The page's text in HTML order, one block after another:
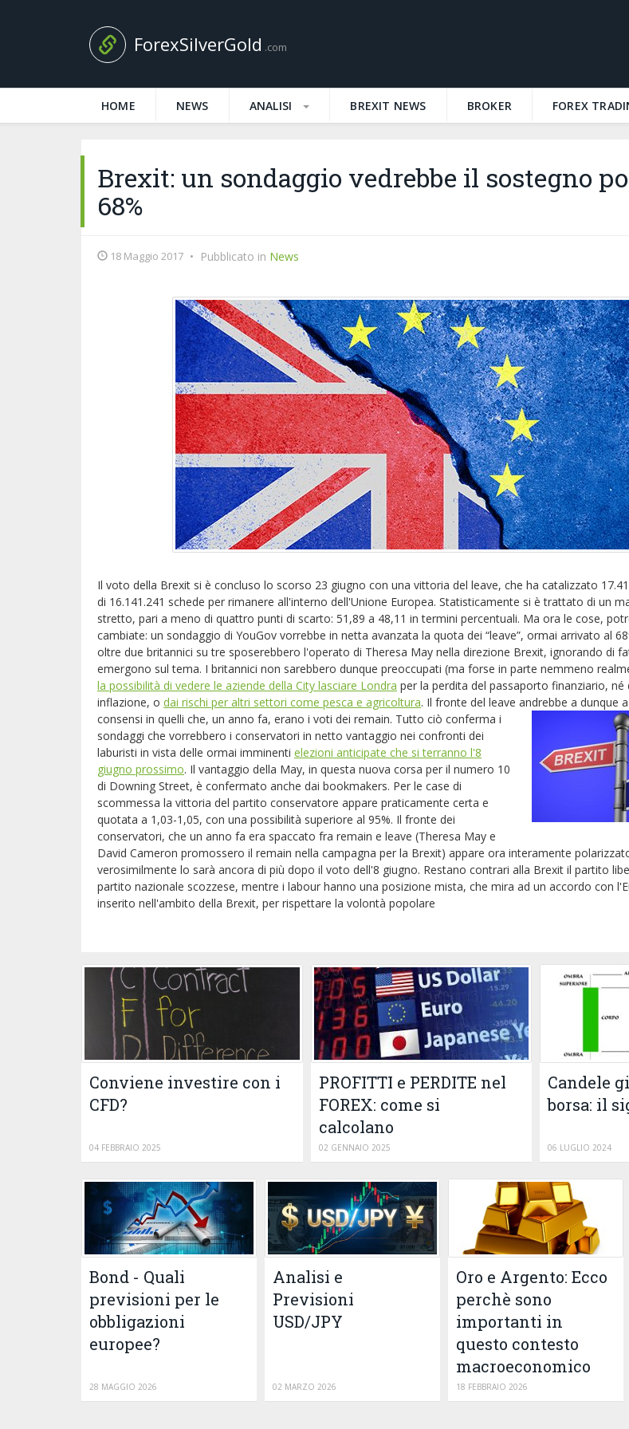
ForexSilverGold .com
HOME NEWS ANALISI BREXIT NEWS BROKER FOREX
Brexit: un sondaggio vedrebbe il sostegno
68%
18 Maggio 2017 • Pubblicato in News
Il voto della Brexit si è concluso lo scorso 23 giugno con una vittoria del leave, che ha catalizzato
di 16.141.241 schede per rimanere all'interno dell'Unione Europea. Statisticamente si è trattato di un
stretto, pari a meno di quattro punti di scarto: 51,89 a 48,11 in termini percentuali. Ma ora le cose,
cambiate: un sondaggio di YouGov vorrebbe in netta avanzata la quota dei “leave”, ormai arrivato al
oltre due britannici su tre sposerebbero l'operato di Theresa May nella direzione Brexit, ignorando di
emergono sul tema. I britannici non sarebbero dunque preoccupati (ma forse in parte nemmeno
la possibilità di vedere le aziende della City lasciare Londra per la perdita del passaporto finanziario, né
inflazione, o dai rischi per altri settori come pesca e agricoltura. Il fronte del leave andrebbe a dunque
consensi in quelli che, un anno fa, erano i voti dei remain. Tutto ciò conferma i
sondaggi che vorrebbero i conservatori in netto vantaggio nei confronti dei
laburisti in vista delle ormai imminenti elezioni anticipate che si terranno l'8
giugno prossimo. Il vantaggio della May, in questa nuova corsa per il numero 10
di Downing Street, è confermato anche dai bookmakers. Per le case di
scommessa la vittoria del partito conservatore appare praticamente certa e
quotata a 1,03-1,05, con una possibilità superiore al 95%. Il fronte dei
conservatori, che un anno fa era spaccato fra remain e leave (Theresa May e
David Cameron promossero il remain nella campagna per la Brexit) appare ora interamente
verosimilmente lo sarà ancora di più dopo il voto dell'8 giugno. Restano contrari alla Brexit il partito
partito nazionale scozzese, mentre i labour hanno una posizione mista, che mira ad un accordo con
inserito nell'ambito della Brexit, per rispettare la volontà popolare
Conviene investire con i
CFD?
04 FEBBRAIO 2025
PROFITTI e PERDITE nel
FOREX: come si
calcolano
02 GENNAIO 2025
Candele
borsa: il
06 LUGLIO 2024
Bond - Quali
previsioni per le
obbligazioni
europee?
28 MAGGIO 2026
Analisi e
Previsioni
USD/JPY
02 MARZO 2026
Oro e Argento: Ecco
perchè sono
importanti in
questo contesto
macroeconomico
18 FEBBRAIO 2026